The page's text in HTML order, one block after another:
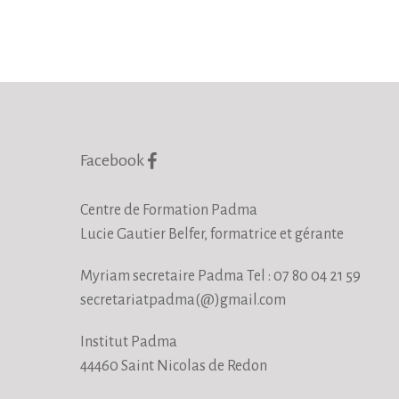
Facebook
Centre de Formation Padma
Lucie Gautier Belfer, formatrice et gérante
Myriam secretaire Padma Tel : 07 80 04 21 59
secretariatpadma(@)gmail.com
Institut Padma
44460 Saint Nicolas de Redon